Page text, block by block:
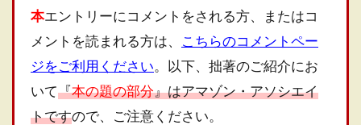
本エントリーにコメントをされる方、またはコ
メントを読まれる方は、 こちらのコメントペー
ジをご利用ください。以下、拙著のご紹介にお
いて『本の題の部分』はアマゾン・アソシエイ
トですので、ご注意ください。